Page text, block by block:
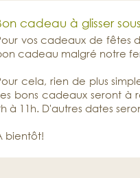
cadeau à glisser
vos cadeaux de fêtes
cadeau malgré notre
cela, rien de plus
bons cadeaux seront à
à 11h. D'autres dates
bientôt!